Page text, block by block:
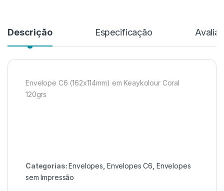
Descrição Especificação
Envelope C6 (162x114mm) em Keaykolour Coral
120grs
Categorias:Envelopes Envelopes C6 Envelopes
sem Impressão